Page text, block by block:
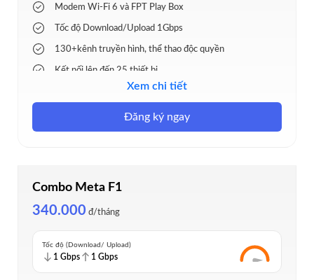
Modem Wi-Fi 6 và FPT Play Box
Tốc độ Download/Upload 1Gbps
130+kênh truyền hình, thể thao độc quyền
Kết nối lên đến 25 thiết bị
Tặng cước tháng, lắp đặt nhanh 24h
Xem chi tiết
Đăng ký ngay
Combo Meta F1
340.000 đ/tháng
Tốc độ (Download/ Upload)
1 Gbps 1 Gbps